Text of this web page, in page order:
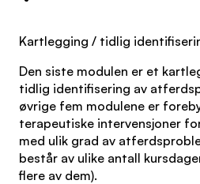
Kartlegging / tidlig
Den siste modulen er et
tidlig identifisering av
øvrige fem modulene er
terapeutiske intervensjoner
med ulik grad av
består av ulike antall
flere av dem).